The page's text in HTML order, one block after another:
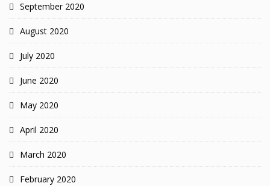
September 2020
August 2020
July 2020
June 2020
May 2020
April 2020
March 2020
February 2020